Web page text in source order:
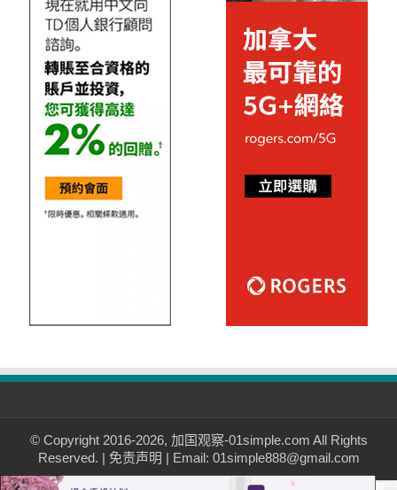
© Copyright 2016-2026, 加国观察-01simple.com All Rights
Reserved. | 免责声明 | Email: 01simple888@gmail.com